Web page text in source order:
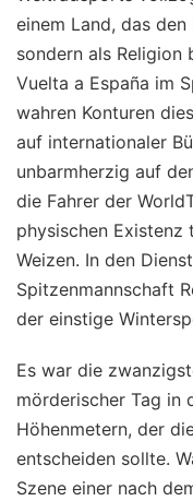
einem Land, das
sondern als
Vuelta a España im
wahren Konturen
auf internationaler
unbarmherzig auf
die Fahrer der
physischen Existenz
Weizen. In den
Spitzenmannschaft
der einstige
Es war die
mörderischer Tag in
Höhenmetern, der
entscheiden sollte.
Szene einer nach